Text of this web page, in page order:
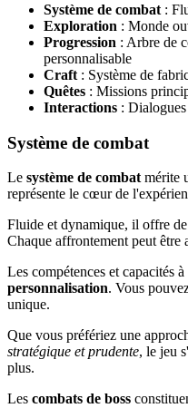
Système de combat :
Exploration : Monde
Progression : Arbre de
personnalisable
Craft : Système de
Quêtes : Missions
Interactions :
Système de combat
Le système de combat mérite
représente le cœur de
Fluide et dynamique, il offre de
Chaque affrontement peut être
Les compétences et capacités
personnalisation. Vous
unique.
Que vous préfériez une
stratégique et prudente, le jeu
plus.
Les combats de boss